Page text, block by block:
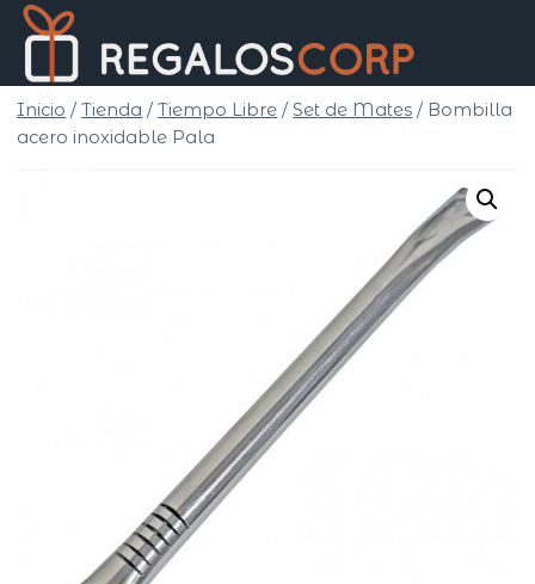
Saltar
contenido
Inicio / Tienda / Tiempo Libre / Set de Mates / Bombilla
acero inoxidable Pala